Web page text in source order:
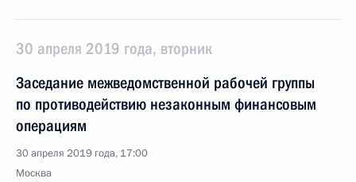
30 апреля 2019 года, вторник
Заседание межведомственной рабочей группы
по противодействию незаконным финансовым
операциям
30 апреля 2019 года, 17:00
Москва